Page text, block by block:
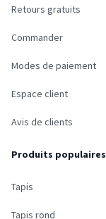
Retours gratuits
Commander
Modes de paiement
Espace client
Avis de clients
Produits populaires
Tapis
Tapis rond